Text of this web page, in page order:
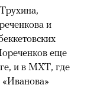
и
еще
и в МХТ, где